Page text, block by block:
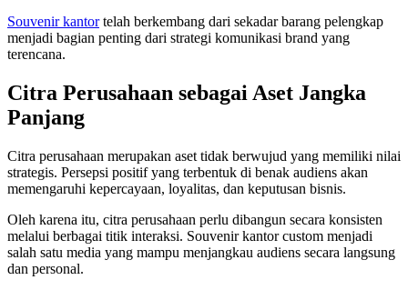
Souvenir kantortelah berkembang dari sekadar barang pelengkap
menjadi bagian penting dari strategi komunikasi brand yang
terencana.
Citra Perusahaan sebagai Aset Jangka
Panjang
Citra perusahaan merupakan aset tidak berwujud yang memiliki nilai
strategis. Persepsi positif yang terbentuk di benak audiens akan
memengaruhi kepercayaan, loyalitas, dan keputusan bisnis.
Oleh karena itu, citra perusahaan perlu dibangun secara konsisten
melalui berbagai titik interaksi. Souvenir kantor custom menjadi
salah satu media yang mampu menjangkau audiens secara langsung
dan personal.